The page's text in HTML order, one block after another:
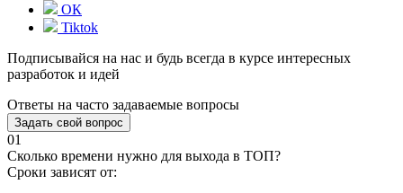
ОК
Tiktok
Подписывайся на нас и будь всегда в курсе интересных
разработок и идей
Ответы на часто задаваемые вопросы
Задать свой вопрос
01
Сколько времени нужно для выхода в ТОП?
Сроки зависят от: